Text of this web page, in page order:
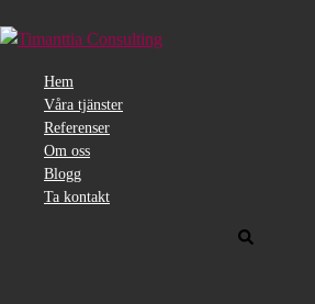
till
Hem
Våra tjänster
Referenser
Om oss
Blogg
Ta kontakt